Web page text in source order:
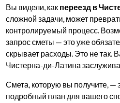
Вы видели, как переезд в
сложной задачи, может
контролируемый процесс.
запрос сметы — это уже
скрывает расходы. Это не так.
Чистерна-ди-Латина
Смета, которую вы получите, —
подробный план для вашего